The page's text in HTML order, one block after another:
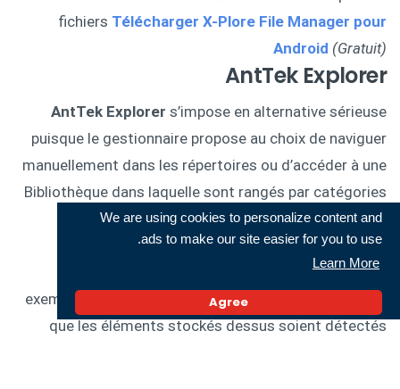
We are using cookies to personalize content and
ads to make our site easier for you to use.
Learn More
Agree
fichiers Télécharger X-Plore File Manager pour
Android (Gratuit)
AntTek Explorer
AntTek Explorer s’impose en alternative sérieuse
puisque le gestionnaire propose au choix de naviguer
manuellement dans les répertoires ou d’accéder à une
Bibliothèque dans laquelle sont rangés par catégories
les fichiers stockés. Si la navigation est facile à
prendre en main, elle se fait toutefois au prix de
quelques limitations comme l’impossibilité, par
exemple, d’explorer librement une carte mémoire, bien
que les éléments stockés dessus soient détectés